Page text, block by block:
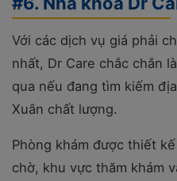
Với các dịch vụ giá phải
nhất, Dr Care chắc chắn
qua nếu đang tìm kiếm
Xuân chất lượng.
Phòng khám được thiết
chờ, khu vực thăm khám